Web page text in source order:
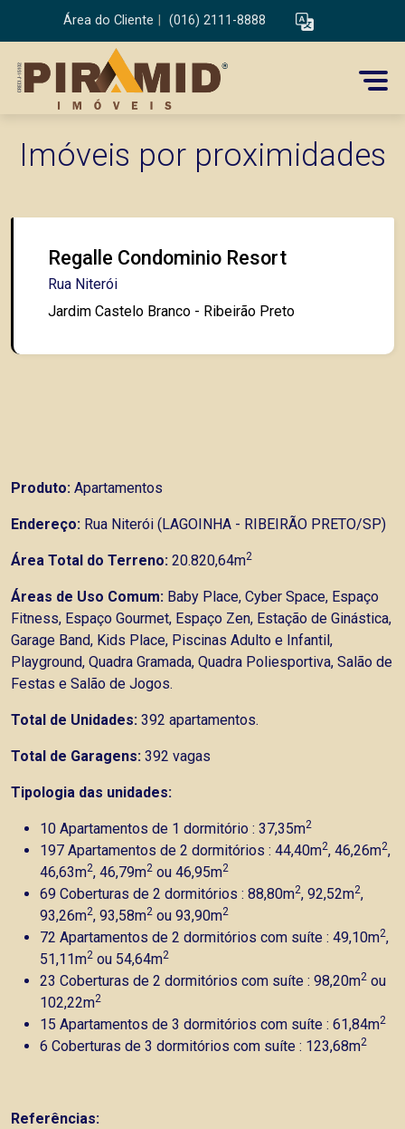
Área do Cliente (016) 2111-8888
Imóveis por proximidades
Regalle Condominio Resort
Rua Niterói
Jardim Castelo Branco - Ribeirão Preto
Produto: Apartamentos
Endereço: Rua Niterói (LAGOINHA - RIBEIRÃO PRETO/SP)
Área Total do Terreno: 20.820,64m2
Áreas de Uso Comum: Baby Place, Cyber Space, Espaço
Fitness, Espaço Gourmet, Espaço Zen, Estação de Ginástica,
Garage Band, Kids Place, Piscinas Adulto e Infantil,
Playground, Quadra Gramada, Quadra Poliesportiva, Salão de
Festas e Salão de Jogos.
Total de Unidades: 392 apartamentos.
Total de Garagens: 392 vagas
Tipologia das unidades:
10 Apartamentos de 1 dormitório : 37,35m2
197 Apartamentos de 2 dormitórios : 44,40m2, 46,26m2,
46,63m2, 46,79m2 ou 46,95m2
69 Coberturas de 2 dormitórios : 88,80m2, 92,52m2,
93,26m2, 93,58m2 ou 93,90m2
72 Apartamentos de 2 dormitórios com suíte : 49,10m2,
51,11m2 ou 54,64m2
23 Coberturas de 2 dormitórios com suíte : 98,20m2 ou
102,22m2
15 Apartamentos de 3 dormitórios com suíte : 61,84m2
6 Coberturas de 3 dormitórios com suíte : 123,68m2
Referências: